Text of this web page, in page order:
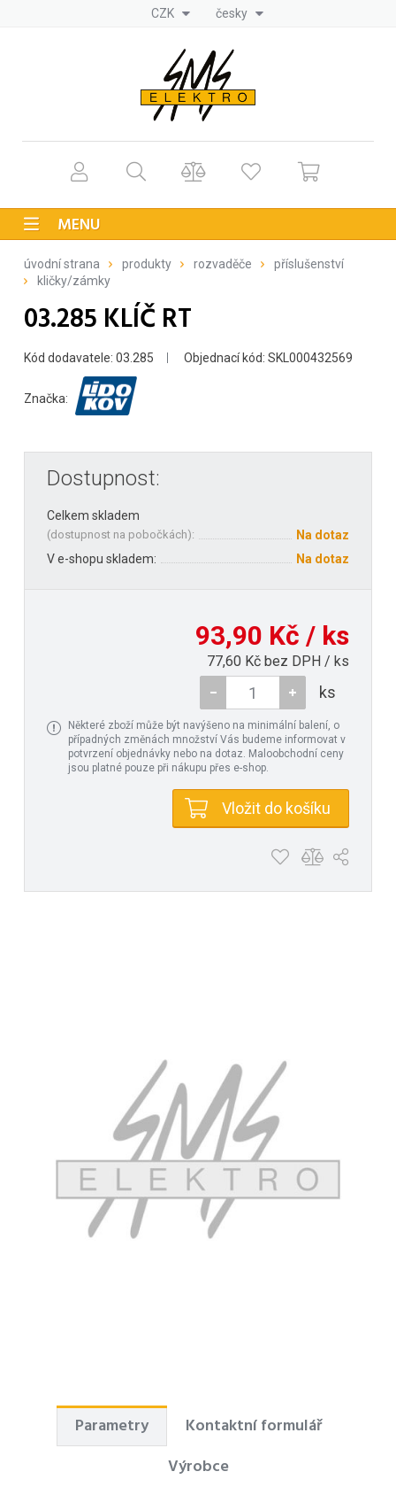
CZK česky
MENU
úvodní strana produkty rozvaděče
příslušenství
kličky/zámky
03.285 KLÍČ RT
Kód dodavatele: 03.285 Objednací kód: SKL000432569
Značka:
Dostupnost:
Celkem skladem
(dostupnost na pobočkách):
Na dotaz
V e-shopu skladem:
Na dotaz
93,90 Kč / ks
77,60 Kč bez DPH / ks
ks
Některé zboží může být navýšeno na minimální balení, o
případných změnách množství Vás budeme informovat v
potvrzení objednávky nebo na dotaz. Maloobchodní ceny
jsou platné pouze při nákupu přes e-shop.
Vložit do košíku
Parametry
Kontaktní formulář
Výrobce